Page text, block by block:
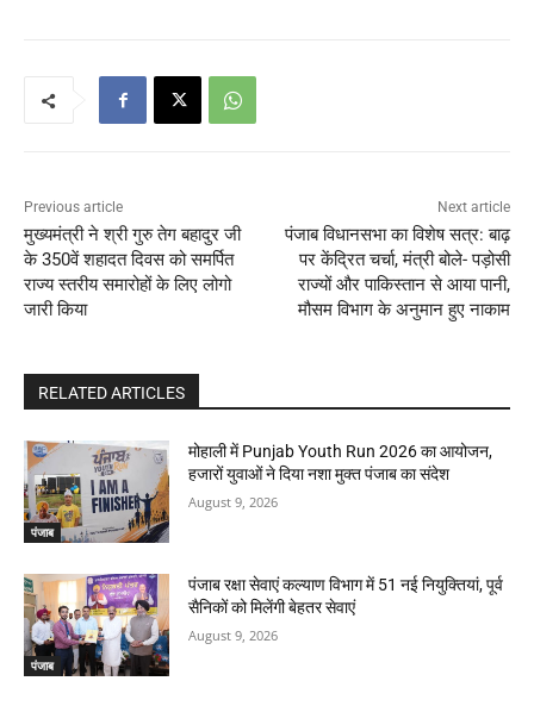
Previous article
मुख्यमंत्री ने श्री गुरु तेग बहादुर जी
के 350वें शहादत दिवस को समर्पित
राज्य स्तरीय समारोहों के लिए लोगो
जारी किया
Next article
पंजाब विधानसभा का विशेष सत्र: बाढ़
पर केंद्रित चर्चा, मंत्री बोले- पड़ोसी
राज्यों और पाकिस्तान से आया पानी,
मौसम विभाग के अनुमान हुए नाकाम
RELATED ARTICLES
पंजाब
मोहाली में Punjab Youth Run 2026 का आयोजन,
हजारों युवाओं ने दिया नशा मुक्त पंजाब का संदेश
August 9, 2026
पंजाब
पंजाब रक्षा सेवाएं कल्याण विभाग में 51 नई नियुक्तियां, पूर्व
सैनिकों को मिलेंगी बेहतर सेवाएं
August 9, 2026